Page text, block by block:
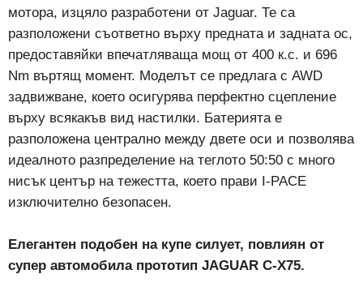
мотора, изцяло разработени от Jaguar. Те са
разположени съответно върху предната и задната ос,
предоставяйки впечатляваща мощ от 400 к.с. и 696
Nm въртящ момент. Моделът се предлага с AWD
задвижване, което осигурява перфектно сцепление
върху всякакъв вид настилки. Батерията е
разположена централно между двете оси и позволява
идеалното разпределение на теглото 50:50 с много
нисък център на тежестта, което прави I-PACE
изключително безопасен.
Елегантен подобен на купе силует, повлиян от
супер автомобила прототип JAGUAR C-X75.